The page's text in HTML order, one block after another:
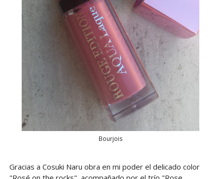
Bourjois
Gracias a Cosuki Naru obra en mi poder el delicado color